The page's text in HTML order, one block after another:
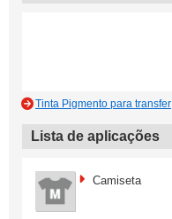
Tinta Pigmento para transfer
Lista de aplicações
Camiseta